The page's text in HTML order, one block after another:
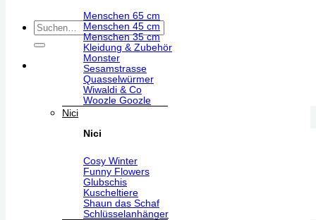
Suchen
nach:
Menschen 65 cm
Menschen 45 cm
Menschen 35 cm
Kleidung & Zubehör
Monster
Sesamstrasse
Quasselwürmer
Wiwaldi & Co
Woozle Goozle
Nici
Nici
Cosy Winter
Funny Flowers
Glubschis
Kuscheltiere
Shaun das Schaf
Schlüsselanhänger